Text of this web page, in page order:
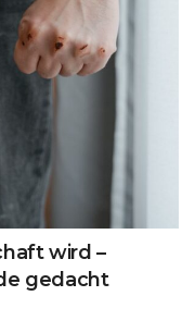
wird –
gedacht